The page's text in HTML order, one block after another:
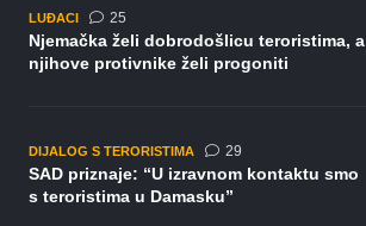
LUĐACI 25komentara
Njemačka želi dobrodošlicu teroristima, a
njihove protivnike želi progoniti
DIJALOG S TERORISTIMA 29komentara
SAD priznaje: “U izravnom kontaktu smo
s teroristima u Damasku”